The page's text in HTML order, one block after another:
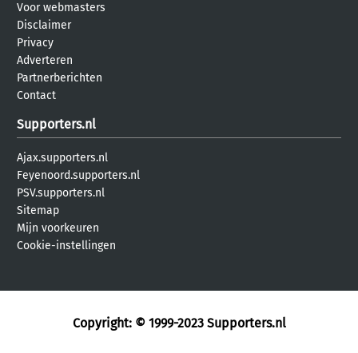
Voor webmasters
Disclaimer
Privacy
Adverteren
Partnerberichten
Contact
Supporters.nl
Ajax.supporters.nl
Feyenoord.supporters.nl
PSV.supporters.nl
Sitemap
Mijn voorkeuren
Cookie-instellingen
Copyright: © 1999-2023 Supporters.nl